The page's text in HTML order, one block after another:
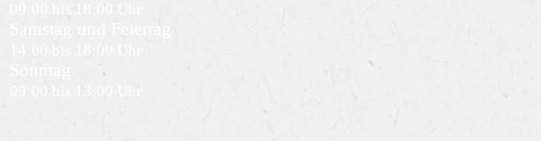
Samstag und Feiertag
09:00 bis 13:00 Uhr